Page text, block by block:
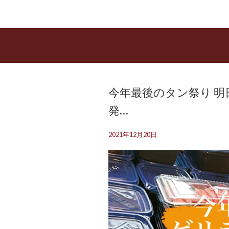
今年最後のタン祭り
発…
2021年12月20日